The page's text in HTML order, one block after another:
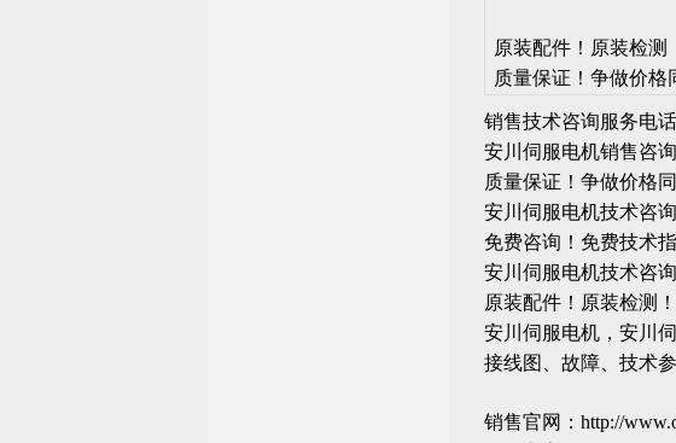
原装配件！原装检测
质量保证！争做价格
销售技术咨询服务电话
安川伺服电机销售咨
质量保证！争做价格
安川伺服电机技术咨
免费咨询！免费技术
安川伺服电机技术咨
原装配件！原装检测
安川伺服电机，安川
接线图、故障、技术
销售官网： http://